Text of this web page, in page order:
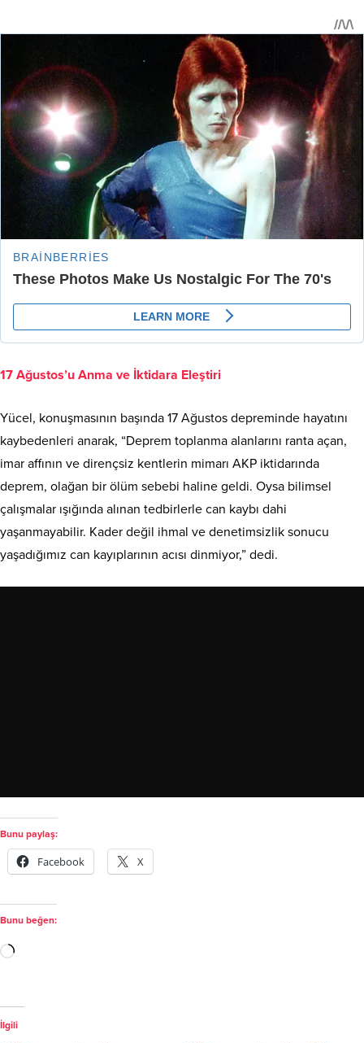
17 Ağustos’u Anma ve İktidara Eleştiri
Yücel, konuşmasının başında 17 Ağustos depreminde hayatını
kaybedenleri anarak, “Deprem toplanma alanlarını ranta açan,
imar affının ve dirençsiz kentlerin mimarı AKP iktidarında
deprem, olağan bir ölüm sebebi haline geldi. Oysa bilimsel
çalışmalar ışığında alınan tedbirlerle can kaybı dahi
yaşanmayabilir. Kader değil ihmal ve denetimsizlik sonucu
yaşadığımız can kayıplarının acısı dinmiyor,” dedi.
Bunu paylaş:
Facebook X
Bunu beğen:
İlgili